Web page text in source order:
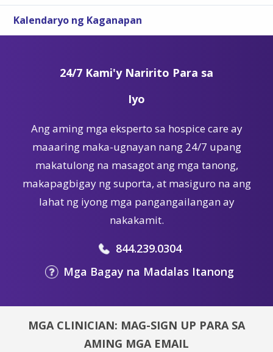
Kalendaryo ng Kaganapan
24/7 Kami'y Naririto Para sa
Iyo
Ang aming mga eksperto sa hospice care ay
maaaring maka-ugnayan nang 24/7 upang
makatulong na masagot ang mga tanong,
makapagbigay ng suporta, at masiguro na ang
lahat ng iyong mga pangangailangan ay
nakakamit.
844.239.0304
Mga Bagay na Madalas Itanong
MGA CLINICIAN: MAG-SIGN UP PARA SA
AMING MGA EMAIL